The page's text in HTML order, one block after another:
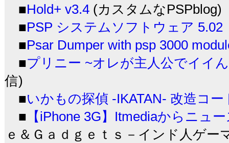
■Hold+ v3.4 (カスタムなPSPblog)
■PSP システムソフトウェア 5.02
■Psar Dumper with psp 3000
■プリニー ~オレが主人公でイイ
信)
■いかもの探偵 -IKATAN- 改造コー
■ 【iPhone 3G】Itmediaからニュ
ｅ＆Ｇａｄｇｅｔｓ－インド人ゲー